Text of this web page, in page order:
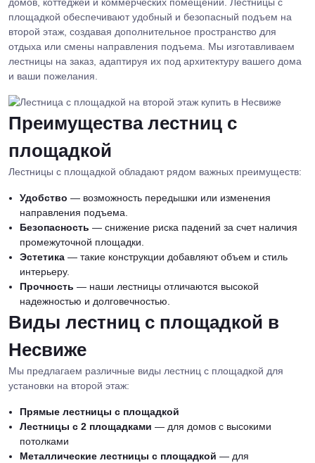
площадкой обеспечивают удобный и безопасный подъем на
второй этаж, создавая дополнительное пространство для
отдыха или смены направления подъема. Мы изготавливаем
лестницы на заказ, адаптируя их под архитектуру вашего дома
и ваши пожелания.
Преимущества лестниц с
площадкой
Лестницы с площадкой обладают рядом важных преимуществ:
Удобство — возможность передышки или изменения
направления подъема.
Безопасность — снижение риска падений за счет наличия
промежуточной площадки.
Эстетика — такие конструкции добавляют объем и стиль
интерьеру.
Прочность — наши лестницы отличаются высокой
надежностью и долговечностью.
Виды лестниц с площадкой в
Несвиже
Мы предлагаем различные виды лестниц с площадкой для
установки на второй этаж:
Прямые лестницы с площадкой
Лестницы с 2 площадками — для домов с высокими
потолками
Металлические лестницы с площадкой — для